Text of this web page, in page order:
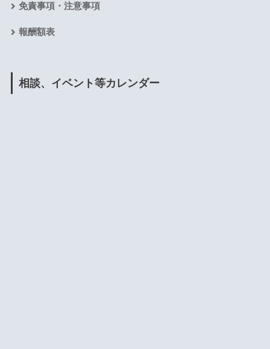
免責事項・注意事項
報酬額表
相談、イベント等カレンダー